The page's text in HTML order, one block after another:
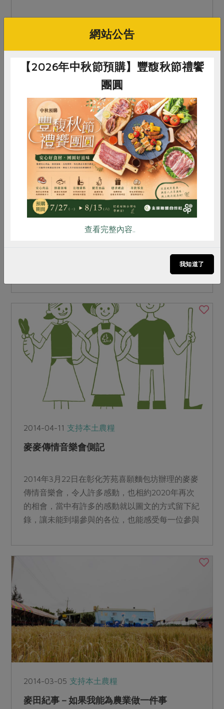
2014-08-22 支持本土農糧
合作綠學堂（六）小農的春天側記
這天，夕陽餘暉中「合作綠學堂」前進府城，這一
事林享玉及綠色陣線協會執行長吳東傑帶領著大家
聊聊「小農的春天」，我們一起坐在大樹圍繞的咖
2014-04-11 支持本土農糧
麥麥傳情音樂會側記
2014年3月22日在彰化芳苑喜願麵包坊辦理的麥麥
傳情音樂會，令人許多感動，也相約2020年再次
的相會，當中有許多的感動就以圖文的方式留下紀
錄，讓未能到場參與的各位，也能感受每一位參與
2014-03-05 支持本土農糧
麥田紀事－如果我能為農業做一件事
惜食 RPET 食譜 減硝酸鹽
雞蛋 食安 共同購買
網站公告
【2026年中秋節預購】豐馥秋節禮饗
團圓
查看完整內容..
我知道了